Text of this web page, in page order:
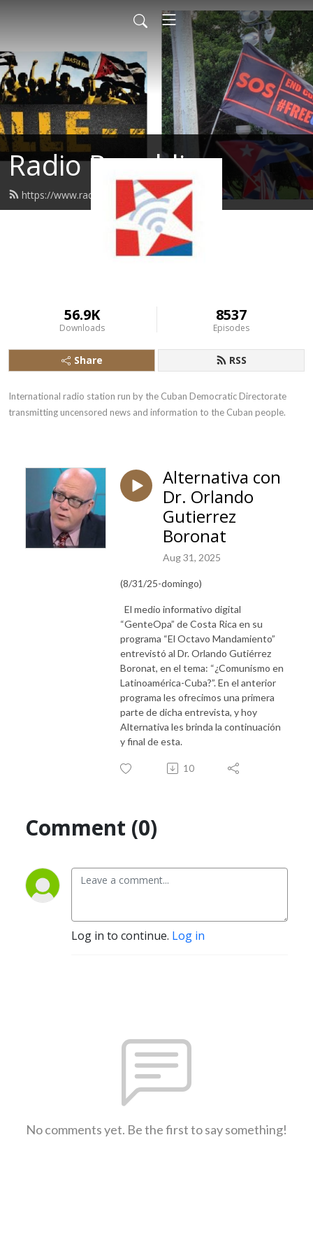
Radio Republica
https://www.radiorepublica.us/feed.xml
56.9K
Downloads
8537
Episodes
Share RSS
International radio station run by the Cuban Democratic Directorate
transmitting uncensored news and information to the Cuban people.
Alternativa con
Dr. Orlando
Gutierrez
Boronat
Aug 31, 2025
(8/31/25-domingo)
El medio informativo digital
“GenteOpa” de Costa Rica en su
programa “El Octavo Mandamiento”
entrevistó al Dr. Orlando Gutiérrez
Boronat, en el tema: “¿Comunismo en
Latinoamérica-Cuba?”. En el anterior
programa les ofrecimos una primera
parte de dicha entrevista, y hoy
Alternativa les brinda la continuación
y final de esta.
10
Comment (0)
Log in to continue. Log in
No comments yet. Be the first to say something!